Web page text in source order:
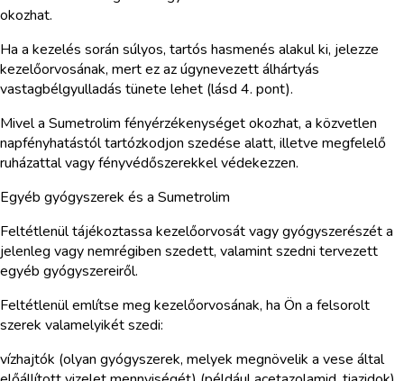
okozhat.
Ha a kezelés során súlyos, tartós hasmenés alakul ki, jelezze
kezelőorvosának, mert ez az úgynevezett álhártyás
vastagbélgyulladás tünete lehet (lásd 4. pont).
Mivel a Sumetrolim fényérzékenységet okozhat, a közvetlen
napfényhatástól tartózkodjon szedése alatt, illetve megfelelő
ruházattal vagy fényvédőszerekkel védekezzen.
Egyéb gyógyszerek és a Sumetrolim
Feltétlenül tájékoztassa kezelőorvosát vagy gyógyszerészét a
jelenleg vagy nemrégiben szedett, valamint szedni tervezett
egyéb gyógyszereiről.
Feltétlenül említse meg kezelőorvosának, ha Ön a felsorolt
szerek valamelyikét szedi:
vízhajtók (olyan gyógyszerek, melyek megnövelik a vese által